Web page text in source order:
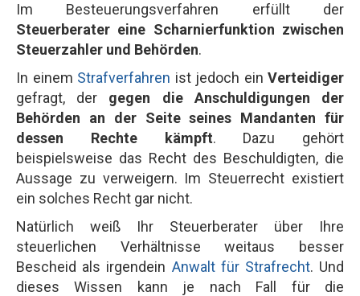
Im Besteuerungsverfahren erfüllt der
Steuerberater eine Scharnierfunktion zwischen
Steuerzahler und Behörden.
In einem Strafverfahren ist jedoch ein Verteidiger
gefragt, der gegen die Anschuldigungen der
Behörden an der Seite seines Mandanten für
dessen Rechte kämpft. Dazu gehört
beispielsweise das Recht des Beschuldigten, die
Aussage zu verweigern. Im Steuerrecht existiert
ein solches Recht gar nicht.
Natürlich weiß Ihr Steuerberater über Ihre
steuerlichen Verhältnisse weitaus besser
Bescheid als irgendein Anwalt für Strafrecht. Und
dieses Wissen kann je nach Fall für die